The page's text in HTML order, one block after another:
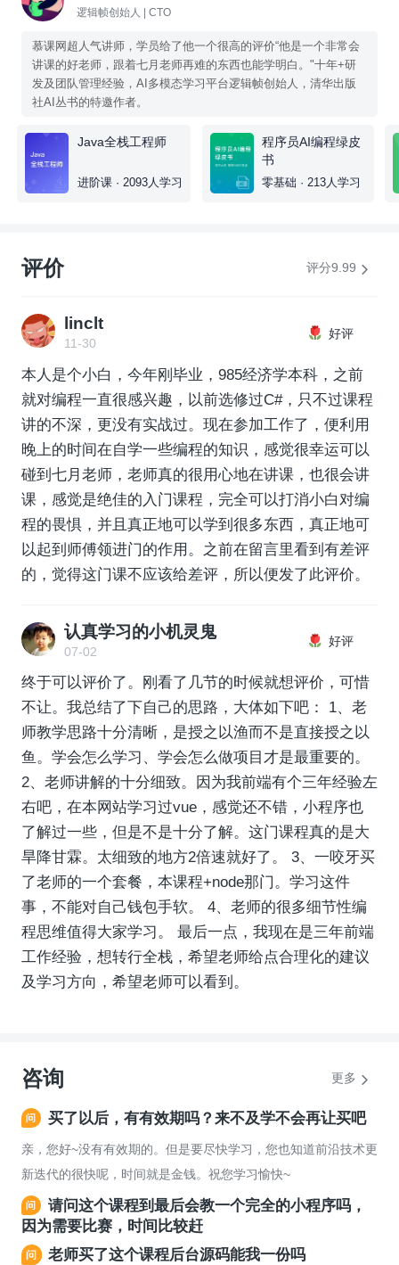
逻辑帧创始人 | CTO
慕课网超人气讲师，学员给了他一个很高的评价“他是一个非常会
讲课的好老师，跟着七月老师再难的东西也能学明白。"十年+研
发及团队管理经验，AI多模态学习平台逻辑帧创始人，清华出版
社AI丛书的特邀作者。
Java全栈工程师
进阶课 · 2093人学习
程序员AI编程绿皮
书
零基础 · 213人学习
评价 评分9.99
linclt
11-30
好评
本人是个小白，今年刚毕业，985经济学本科，之前
就对编程一直很感兴趣，以前选修过C#，只不过课程
讲的不深，更没有实战过。现在参加工作了，便利用
晚上的时间在自学一些编程的知识，感觉很幸运可以
碰到七月老师，老师真的很用心地在讲课，也很会讲
课，感觉是绝佳的入门课程，完全可以打消小白对编
程的畏惧，并且真正地可以学到很多东西，真正地可
以起到师傅领进门的作用。之前在留言里看到有差评
的，觉得这门课不应该给差评，所以便发了此评价。
认真学习的小机灵鬼
07-02
好评
终于可以评价了。刚看了几节的时候就想评价，可惜
不让。我总结了下自己的思路，大体如下吧： 1、老
师教学思路十分清晰，是授之以渔而不是直接授之以
鱼。学会怎么学习、学会怎么做项目才是最重要的。
2、老师讲解的十分细致。因为我前端有个三年经验左
右吧，在本网站学习过vue，感觉还不错，小程序也
了解过一些，但是不是十分了解。这门课程真的是大
旱降甘霖。太细致的地方2倍速就好了。 3、一咬牙买
了老师的一个套餐，本课程+node那门。学习这件
事，不能对自己钱包手软。 4、老师的很多细节性编
程思维值得大家学习。 最后一点，我现在是三年前端
工作经验，想转行全栈，希望老师给点合理化的建议
及学习方向，希望老师可以看到。
咨询 更多
买了以后，有有效期吗？来不及学不会再让买吧
亲，您好~没有有效期的。但是要尽快学习，您也知道前沿技术更
新迭代的很快呢，时间就是金钱。祝您学习愉快~
请问这个课程到最后会教一个完全的小程序吗，
因为需要比赛，时间比较赶
老师买了这个课程后台源码能我一份吗